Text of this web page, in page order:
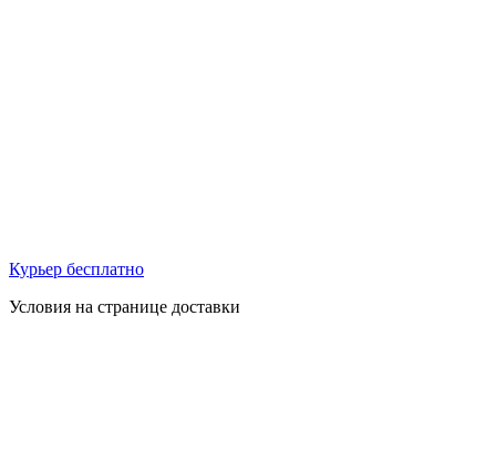
Курьер бесплатно
Условия на странице доставки